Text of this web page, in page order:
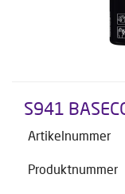
S941
Artikelnummer
Produktnummer